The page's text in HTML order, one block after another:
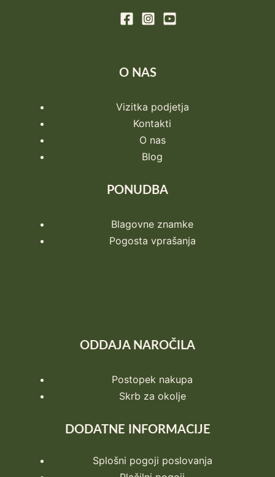
O NAS
Vizitka podjetja
Kontakti
O nas
Blog
PONUDBA
Blagovne znamke
Pogosta vprašanja
ODDAJA NAROČILA
Postopek nakupa
Skrb za okolje
DODATNE INFORMACIJE
Splošni pogoji poslovanja